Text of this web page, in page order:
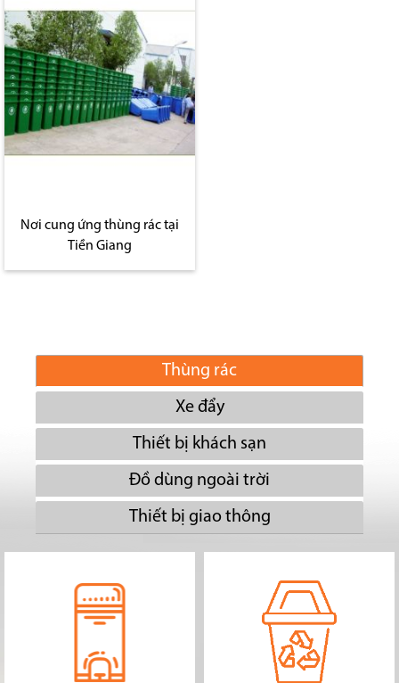
Nơi cung ứng thùng rác tại
Tiền Giang
Thùng rác
Xe đẩy
Thiết bị khách sạn
Đồ dùng ngoài trời
Thiết bị giao thông